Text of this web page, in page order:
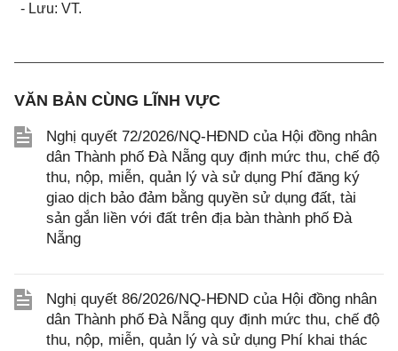
- Lưu: VT.
VĂN BẢN CÙNG LĨNH VỰC
Nghị quyết 72/2026/NQ-HĐND của Hội đồng nhân
dân Thành phố Đà Nẵng quy định mức thu, chế độ
thu, nộp, miễn, quản lý và sử dụng Phí đăng ký
giao dịch bảo đảm bằng quyền sử dụng đất, tài
sản gắn liền với đất trên địa bàn thành phố Đà
Nẵng
Nghị quyết 86/2026/NQ-HĐND của Hội đồng nhân
dân Thành phố Đà Nẵng quy định mức thu, chế độ
thu, nộp, miễn, quản lý và sử dụng Phí khai thác